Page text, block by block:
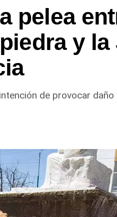
pelea
y
de provocar